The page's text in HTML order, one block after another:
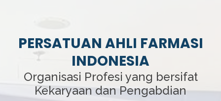
PERSATUAN AHLI FARMASI
INDONESIA
Organisasi Profesi yang bersifat
Kekaryaan dan Pengabdian